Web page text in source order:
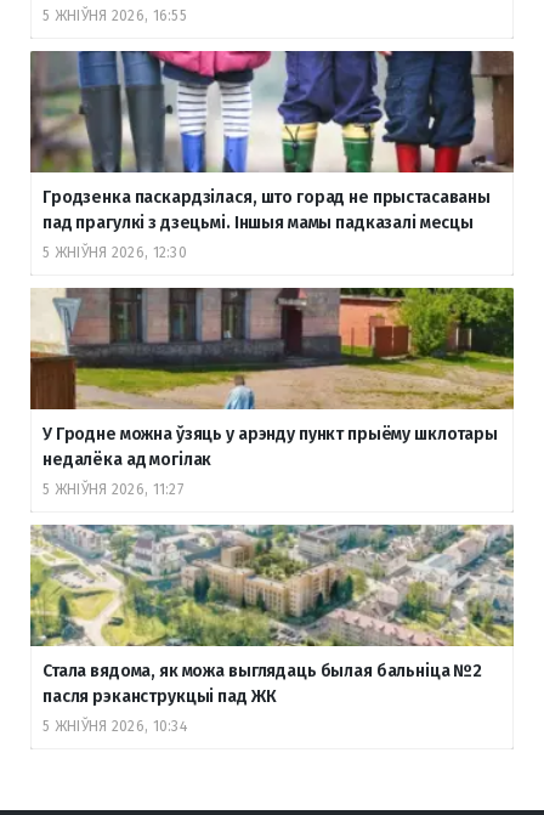
5 ЖНІЎНЯ 2026, 16:55
Гродзенка паскардзілася, што горад не прыстасаваны
пад прагулкі з дзецьмі. Іншыя мамы падказалі месцы
5 ЖНІЎНЯ 2026, 12:30
У Гродне можна ўзяць у арэнду пункт прыёму шклотары
недалёка ад могілак
5 ЖНІЎНЯ 2026, 11:27
Стала вядома, як можа выглядаць былая бальніца №2
пасля рэканструкцыі пад ЖК
5 ЖНІЎНЯ 2026, 10:34